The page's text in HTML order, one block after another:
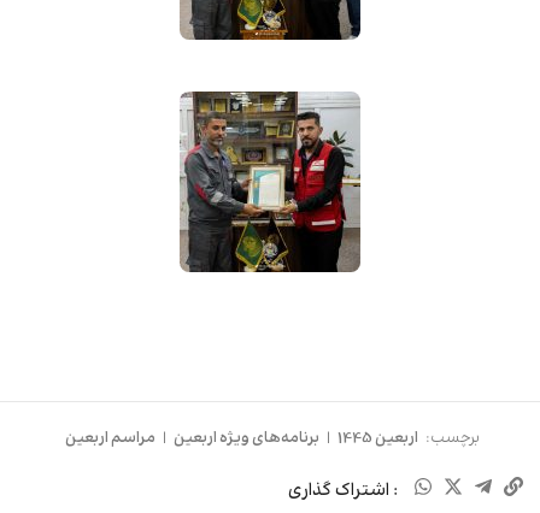
برچسب: اربعین 1445 | برنامه‌های ویژه اربعین | مراسم اربعین
: اشتراک گذاری